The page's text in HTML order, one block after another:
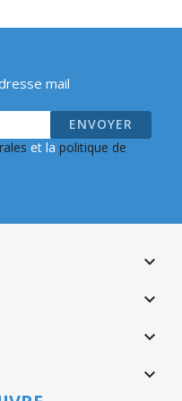
mail
et la politique de



